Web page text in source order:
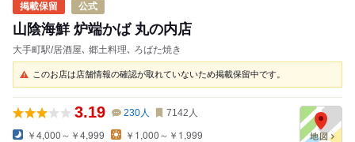
公式
山陰海鮮 炉端かば 丸の内店
大手町駅/居酒屋､ 郷土料理､ ろばた焼き
このお店は店舗情報の確認が取れていないため掲載保留中です。
3.19 230人 7142 人
￥4,000～￥4,999
￥1,000～￥1,999